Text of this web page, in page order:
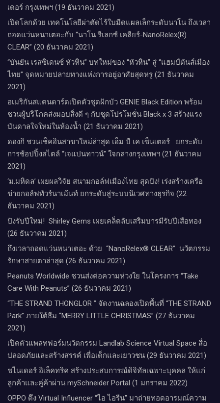
เดอร์​ กรุงเทพฯ​ (19 ธันวาคม 2021)
เปิดโลกด้วย เทคโนโลยีผ่าตัดไร้ใบมีดแผลเล็กระดับนาโน ถึงเวลา
ถอดแว่นหนาเตอะกับ “นาโน รีเลกซ์ เคลียร์-NanoRelex(R)
CLEAR” (20 ธันวาคม 2021)
“บันยัน เรสซิเดนซ์ หัวหิน” บทใหม่ของ “หัวหิน” สู่ “แฮมป์ตันส์เมือง
ไทย” จุดหมายปลายทางแห่งการอยู่อาศัยสุดหรู (21 ธันวาคม
2021)
อเมริกันสแตนดาร์ดเปิดตัวชุดฝักบัว GENIE Black Edition พร้อม
ชวนผู้บริโภคส่งมอบสิ่งดี ๆ กับชุดโปรโมชั่น Black x 3 สร้างแรง
บันดาลใจใหม่ในห้องน้ำ (21 ธันวาคม 2021)
ดองกิ ชวนเช็คอินสาขาใหม่ล่าสุด เอ็ม บี เค เซ็นเตอร์ ยกระดับ
การช้อปปิ้งสไตล์ “เจแปนทาวน์” ใจกลางกรุงเทพฯ (21 ธันวาคม
2021)
‘ม.มหิดล’ เผยผลวิจัย สนามกอล์ฟเมืองไทย สุดปัง! เร่งสร้างเครือ
ข่ายกอล์ฟทัวร์นาเม้นท์ ยกระดับสู่ระบบนิเวศทางธุรกิจ (22
ธันวาคม 2021)
ปังรับปีใหม่​! ​ Shirley Gems เผยเคล็ดลับ​เสริมบารมีรับปีเสือทอง
(26 ธันวาคม 2021)
ถึงเวลาถอดแว่นหนาเตอะ ด้วย “NanoRelex® CLEAR” นวัตกรรม
รักษาสายตาล่าสุด (26 ธันวาคม 2021)
Peanuts Worldwide ชวนส่งต่อความห่วงใย​ ​ในโครงการ “Take
Care With Peanuts” (26 ธันวาคม 2021)
“THE STRAND THONGLOR ” จัดงานฉลองเปิดพื้นที่ “THE STRAND
Park” ภายใต้ธีม “MERRY LITTLE CHRISTMAS” (27 ธันวาคม
2021)
เปิดตัวแพลทฟอร์มนวัตกรรม Landlab Science Virtual Space สื่อ
ปลอดภัยและสร้างสรรค์ เพื่อเด็กและเยาวชน (29 ธันวาคม 2021)
ชไนเดอร์ อิเล็คทริค สร้างประสบการณ์ดิจิทัลเฉพาะบุคคล ให้แก่
ลูกค้าและคู่ค้าผ่าน mySchneider Portal (1 มกราคม 2022)
OPPO ดึง Virtual Influencer “ไอ ไอรีน” มาถ่ายทอดอารมณ์ความ